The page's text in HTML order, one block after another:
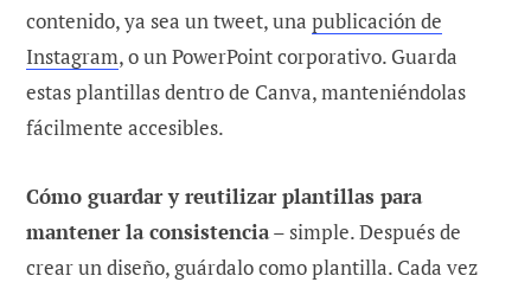
contenido, ya sea un tweet, una publicación de
Instagram, o un PowerPoint corporativo. Guarda
estas plantillas dentro de Canva, manteniéndolas
fácilmente accesibles.
Cómo guardar y reutilizar plantillas para
mantener la consistencia– simple. Después de
crear un diseño, guárdalo como plantilla. Cada vez